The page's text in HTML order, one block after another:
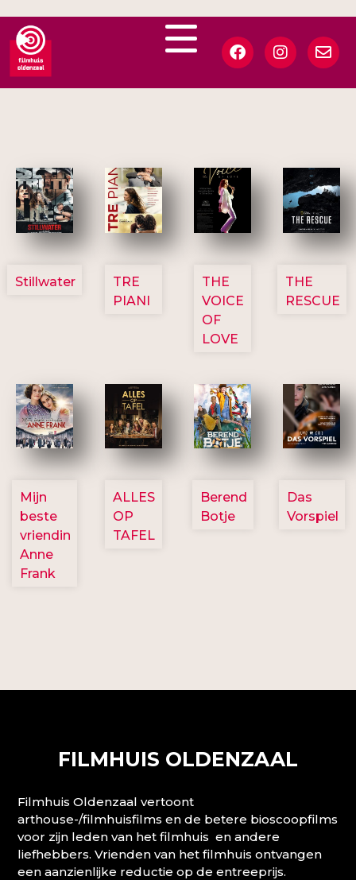
3123
Stillwater
3129
TRE
PIANI
3135
THE
VOICE
OF
LOVE
3148
THE
RESCUE
2757
Mijn
beste
vriendin
Anne
Frank
3154
ALLES
OP
TAFEL
2799
Berend
Botje
2777
Das
Vorspiel
FILMHUIS OLDENZAAL
Filmhuis Oldenzaal vertoont
arthouse-/filmhuisfilms en de betere bioscoopfilms
voor zijn leden van het filmhuis en andere
liefhebbers. Vrienden van het filmhuis ontvangen
een aanzienlijke reductie op de entreeprijs.